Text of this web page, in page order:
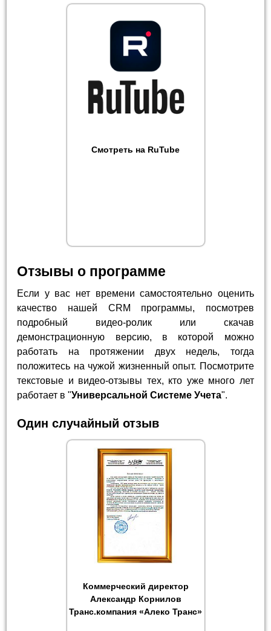
Смотреть на RuTube
Отзывы о программе
Если у вас нет времени самостоятельно оценить
качество нашей CRM программы, посмотрев
подробный видео-ролик или скачав
демонстрационную версию, в которой можно
работать на протяжении двух недель, тогда
положитесь на чужой жизненный опыт. Посмотрите
текстовые и видео-отзывы тех, кто уже много лет
работает в "Универсальной Системе Учета".
Один случайный отзыв
Коммерческий директор
Александр Корнилов
Транс.компания «Алеко Транс»